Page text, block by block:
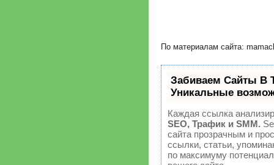
По материалам сайта:
Забиваем Сайты
Уникальные
Каждая ссылка
SEO, Трафик и SMM.
сайта прозрачным и
ссылки, статьи,
по максимуму